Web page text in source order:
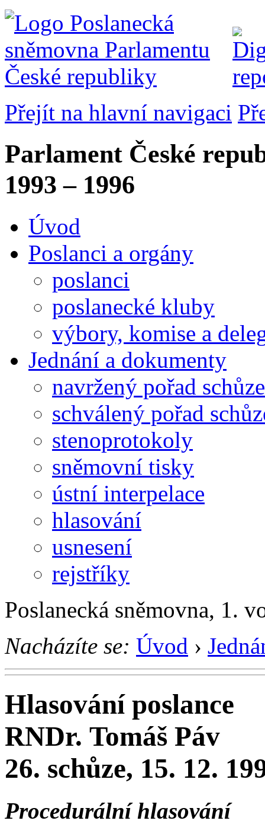
Přejít na hlavní navigaci
Parlament České
1993 – 1996
Úvod
Poslanci a orgány
poslanci
poslanecké kluby
výbory, komise a
Jednání a dokumenty
navržený pořad schůze
schválený pořad
stenoprotokoly
sněmovní tisky
ústní interpelace
hlasování
usnesení
rejstříky
Poslanecká sněmovna, 1.
Nacházíte se: Úvod ›
Hlasování poslance
RNDr. Tomáš Páv
26. schůze, 15. 12.
Procedurální hlasování